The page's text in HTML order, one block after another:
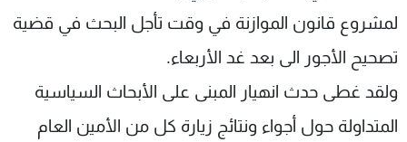
لمشروع قانون الموازنة في وقت تأجل البحث في قضية
تصحيح الأجور الى بعد غد الأربعاء.
ولقد غطى حدث انهيار المبنى على الأبحاث السياسية
المتداولة حول أجواء ونتائج زيارة كل من الأمين العام